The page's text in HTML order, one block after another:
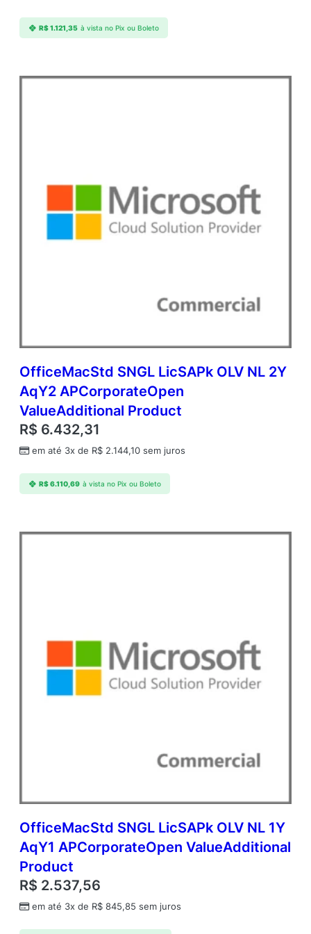
R$1.121,35 à vista no Pix ou Boleto
OfficeMacStd SNGL LicSAPk OLV NL 2Y
AqY2 APCorporateOpen
ValueAdditional Product
R$ 6.432,31
em até 3x de R$ 2.144,10 sem juros
R$6.110,69 à vista no Pix ou Boleto
OfficeMacStd SNGL LicSAPk OLV NL 1Y
AqY1 APCorporateOpen ValueAdditional
Product
R$ 2.537,56
em até 3x de R$ 845,85 sem juros